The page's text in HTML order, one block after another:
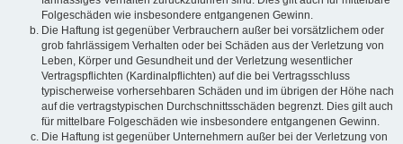
Folgeschäden wie insbesondere entgangenen Gewinn.
Die Haftung ist gegenüber Verbrauchern außer bei vorsätzlichem oder
grob fahrlässigem Verhalten oder bei Schäden aus der Verletzung von
Leben, Körper und Gesundheit und der Verletzung wesentlicher
Vertragspflichten (Kardinalpflichten) auf die bei Vertragsschluss
typischerweise vorhersehbaren Schäden und im übrigen der Höhe nach
auf die vertragstypischen Durchschnittsschäden begrenzt. Dies gilt auch
für mittelbare Folgeschäden wie insbesondere entgangenen Gewinn.
Die Haftung ist gegenüber Unternehmern außer bei der Verletzung von